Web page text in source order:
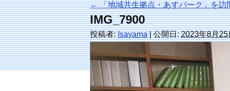
←「地域共生拠点・あすパーク」を訪
IMG_7900
投稿者: Isayama | 公開日: 2023年8月25